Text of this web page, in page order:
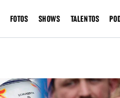
FOTOS SHOWS TALENTOS